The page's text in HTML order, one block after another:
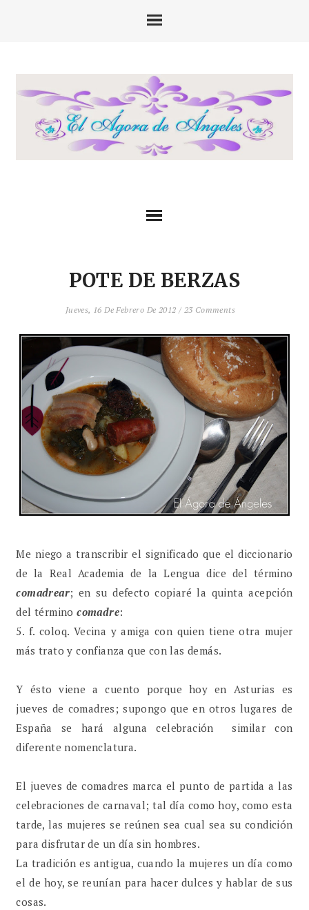
POTE DE BERZAS
Jueves, 16 De Febrero De 2012 / 23 Comments
Me niego a transcribir el significado que el diccionario
de la Real Academia de la Lengua dice del término
comadrear; en su defecto copiaré la quinta acepción
del término comadre:
5. f. coloq. Vecina y amiga con quien tiene otra mujer
más trato y confianza que con las demás.
Y ésto viene a cuento porque hoy en Asturias es
jueves de comadres; supongo que en otros lugares de
España se hará alguna celebración similar con
diferente nomenclatura.
El jueves de comadres marca el punto de partida a las
celebraciones de carnaval; tal día como hoy, como esta
tarde, las mujeres se reúnen sea cual sea su condición
para disfrutar de un día sin hombres.
La tradición es antigua, cuando la mujeres un día como
el de hoy, se reunían para hacer dulces y hablar de sus
cosas.